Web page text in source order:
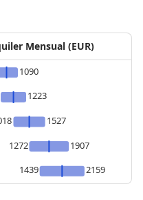
Mensual (EUR)
1090
1223
1527
1272
1907
1439
2159